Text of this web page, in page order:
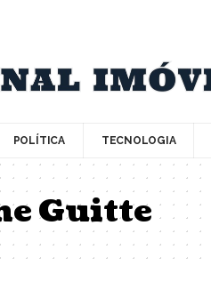
POLÍTICA TECNOLOGIA
Guitte